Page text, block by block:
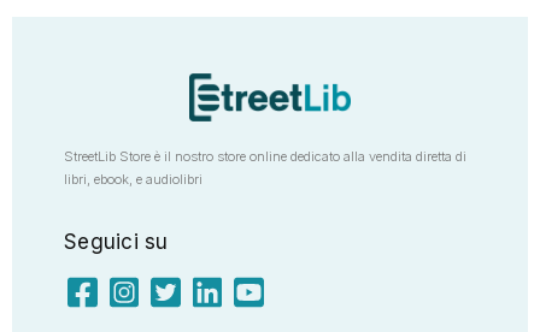
StreetLib Store è il nostro store online dedicato alla vendita diretta di
libri, ebook, e audiolibri
Seguici su